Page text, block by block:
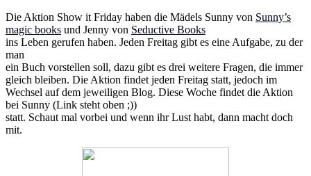
Die Aktion Show it Friday haben die Mädels Sunny von Sunny’s
magic books und Jenny von Seductive Books
ins Leben gerufen haben. Jeden Freitag gibt es eine Aufgabe, zu der
man
ein Buch vorstellen soll, dazu gibt es drei weitere Fragen, die immer
gleich bleiben. Die Aktion findet jeden Freitag statt, jedoch im
Wechsel auf dem jeweiligen Blog. Diese Woche findet die Aktion
bei Sunny (Link steht oben ;))
statt. Schaut mal vorbei und wenn ihr Lust habt, dann macht doch
mit.